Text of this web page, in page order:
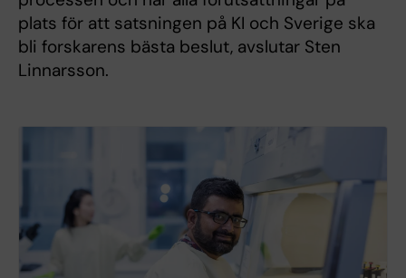
plats för att satsningen på KI och Sverige ska
bli forskarens bästa beslut, avslutar Sten
Linnarsson.